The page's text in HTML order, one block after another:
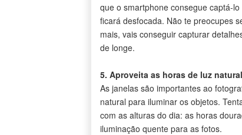
que o smartphone consegue captá-
ficará desfocada. Não te preocupes
mais, vais conseguir capturar
de longe.
5. Aproveita as horas de luz natural
As janelas são importantes ao
natural para iluminar os objetos.
com as alturas do dia: as horas
iluminação quente para as fotos.